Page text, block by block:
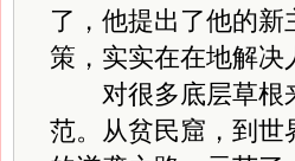
了，他提出了他的
策，实实在在地解
对很多底层草根
范。从贫民窟，到世